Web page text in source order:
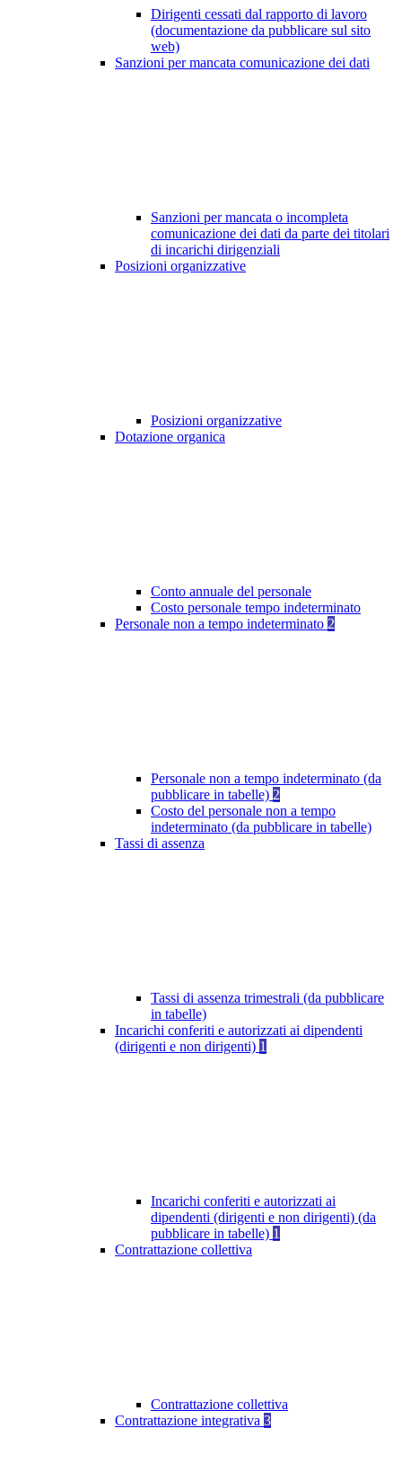
Dirigenti cessati dal rapporto di lavoro
(documentazione da pubblicare sul sito
web)
Sanzioni per mancata comunicazione dei dati
Sanzioni per mancata o incompleta
comunicazione dei dati da parte dei titolari
di incarichi dirigenziali
Posizioni organizzative
Posizioni organizzative
Dotazione organica
Conto annuale del personale
Costo personale tempo indeterminato
Personale non a tempo indeterminato 2
Personale non a tempo indeterminato (da
pubblicare in tabelle) 2
Costo del personale non a tempo
indeterminato (da pubblicare in tabelle)
Tassi di assenza
Tassi di assenza trimestrali (da pubblicare
in tabelle)
Incarichi conferiti e autorizzati ai dipendenti
(dirigenti e non dirigenti) 1
Incarichi conferiti e autorizzati ai
dipendenti (dirigenti e non dirigenti) (da
pubblicare in tabelle) 1
Contrattazione collettiva
Contrattazione collettiva
Contrattazione integrativa 3